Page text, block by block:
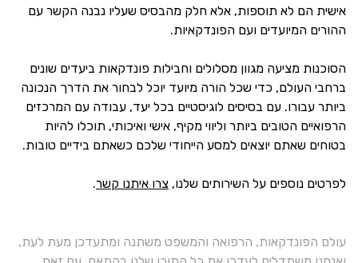
אישית הם לא תוספות, אלא חלק מהבסיס שעליו נבנה הקשר עם
ההורים המיועדים ועם הפונדקאיות.
הסוכנות מציעה מגוון מסלולים וחבילות פונדקאות ביעדים שונים
ברחבי העולם, כדי שכל הורה מיועד יוכל לבחור את הדרך הנכונה
ביותר עבורו. עם בסיסים לוגיסטיים בכל יעד, עבודה עם המרכזים
הרפואיים הטובים ביותר וליווי מקיף, אישי ואיכותי, תוכלו להיות
בטוחים שאתם יוצאים למסע הייחודי שלכם כשאתם בידיים טובות.
לפרטים נוספים על השירותים שלנו, צרו איתנו קשר.
עולם הפונדקאות, הרפואה והמשפט משתנה ומתעדכן מעת לעת,